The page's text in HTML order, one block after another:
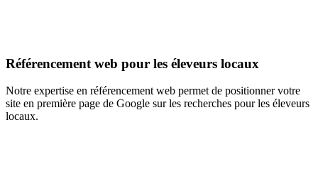
Référencement web pour les éleveurs locaux
Notre expertise en référencement web permet de positionner votre
site en première page de Google sur les recherches pour les éleveurs
locaux.